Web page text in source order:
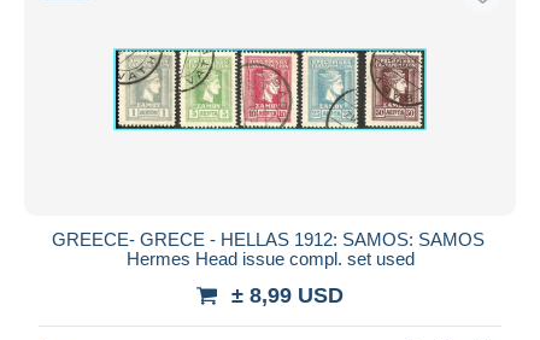
GREECE- GRECE - HELLAS 1912: SAMOS: SAMOS
Hermes Head issue compl. set used
± 8,99 USD